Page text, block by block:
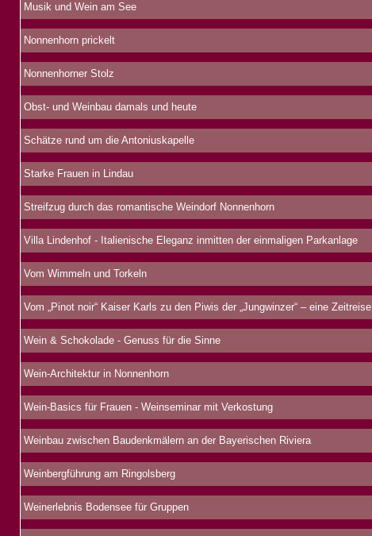
Musik und Wein am See
Nonnenhorn prickelt
Nonnenhorner Stolz
Obst- und Weinbau damals und heute
Schätze rund um die Antoniuskapelle
Starke Frauen in Lindau
Streifzug durch das romantische Weindorf Nonnenhorn
Villa Lindenhof - Italienische Eleganz inmitten der einmaligen Parkanlage
Vom Wimmeln und Torkeln
Vom „Pinot noir“ Kaiser Karls zu den Piwis der „Jungwinzer“ – eine Zeitreise
Wein & Schokolade - Genuss für die Sinne
Wein-Architektur in Nonnenhorn
Wein-Basics für Frauen - Weinseminar mit Verkostung
Weinbau zwischen Baudenkmälern an der Bayerischen Riviera
Weinbergführung am Ringolsberg
Weinerlebnis Bodensee für Gruppen